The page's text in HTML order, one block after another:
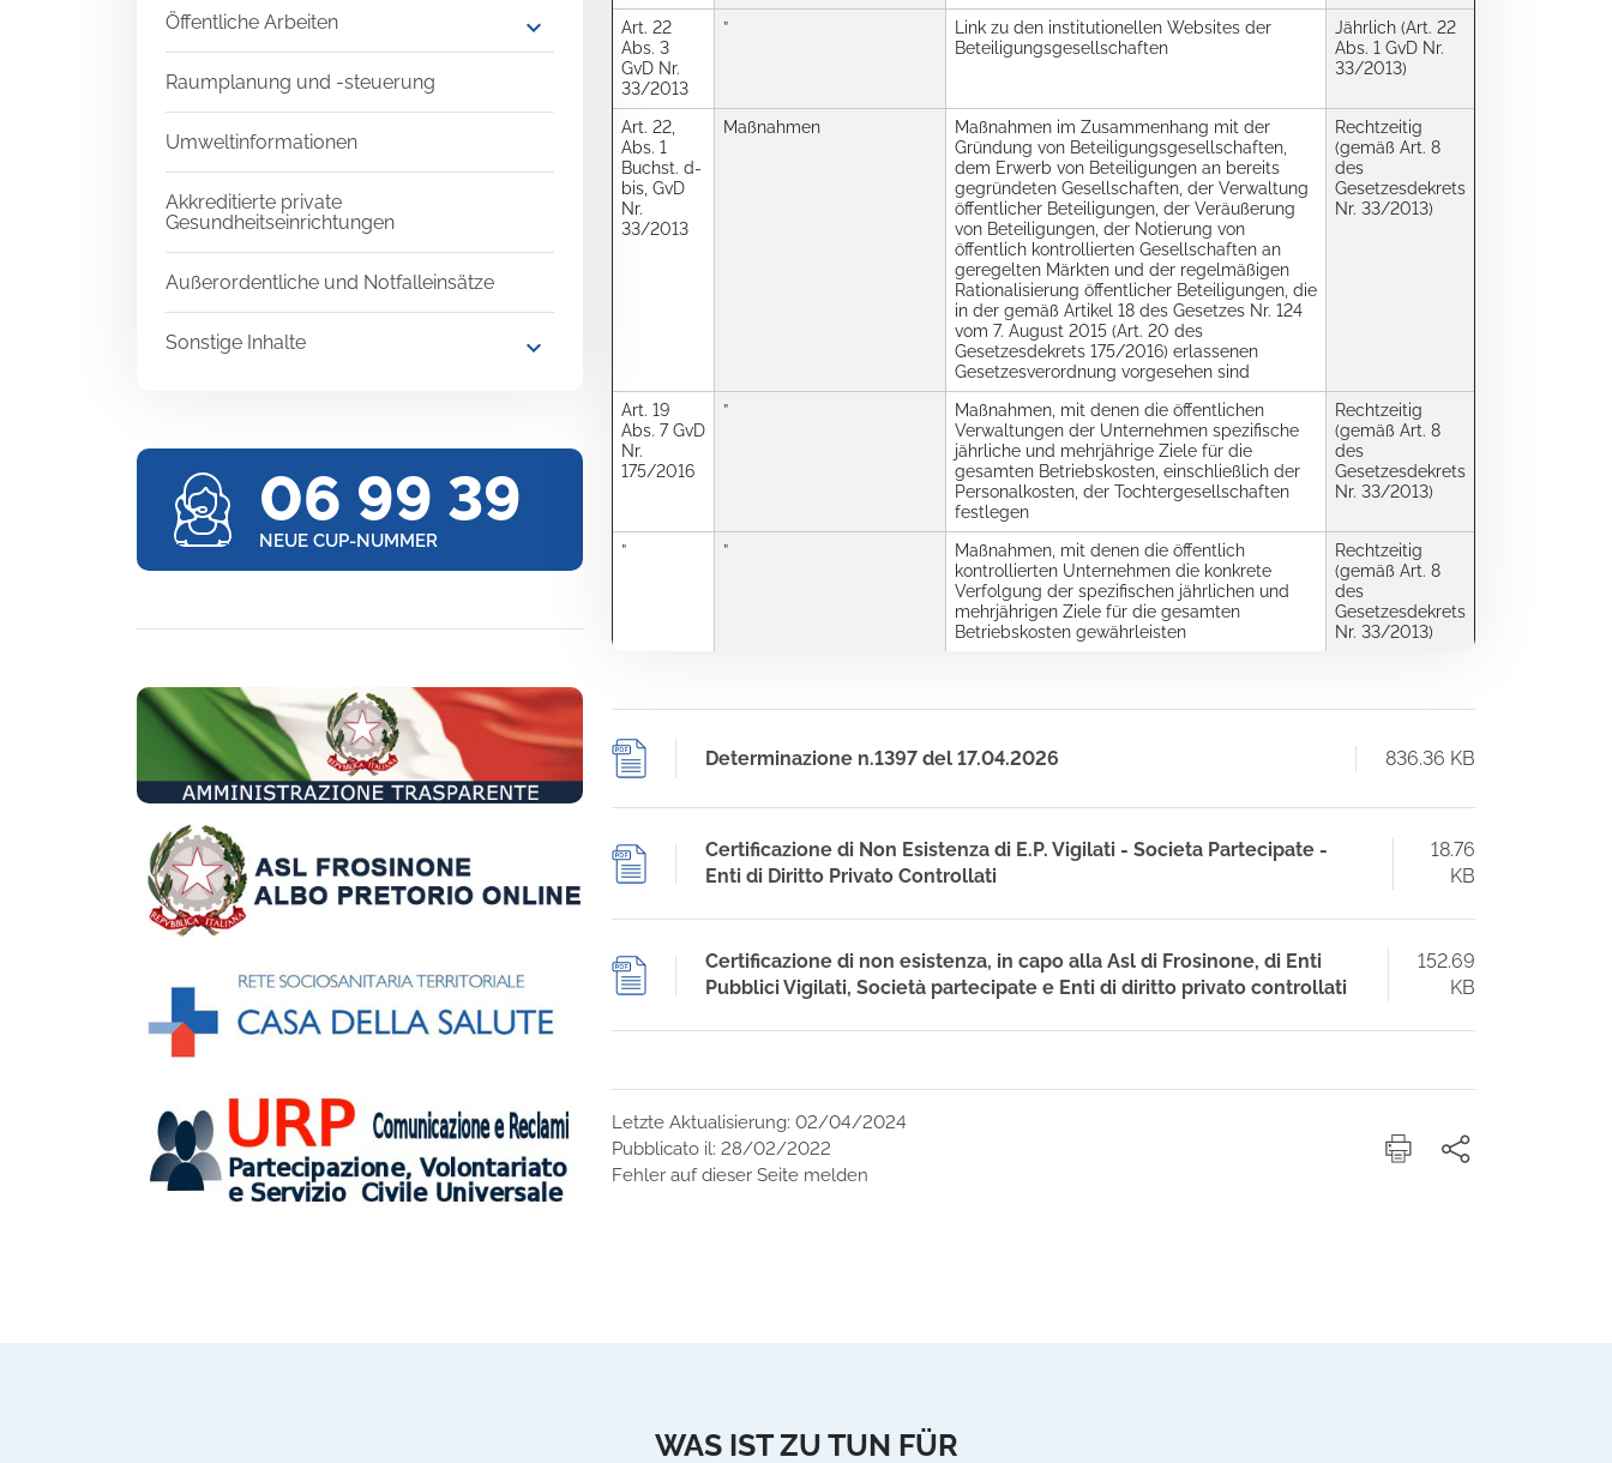
Öffentliche Arbeiten expand_more
Raumplanung und -steuerung
Umweltinformationen
Akkreditierte private
Gesundheitseinrichtungen
Außerordentliche und Notfalleinsätze
Sonstige Inhalte expand_more
Art. 22
Abs. 3
GvD Nr.
33/2013
”
Link zu den institutionellen Websites der
Beteiligungsgesellschaften
Jährlich (Art. 22
Abs. 1 GvD Nr.
33/2013)
Art. 22,
Abs. 1
Buchst. d-
bis, GvD
Nr.
33/2013
Maßnahmen
Maßnahmen im Zusammenhang mit der
Gründung von Beteiligungsgesellschaften,
dem Erwerb von Beteiligungen an bereits
gegründeten Gesellschaften, der Verwaltung
öffentlicher Beteiligungen, der Veräußerung
von Beteiligungen, der Notierung von
öffentlich kontrollierten Gesellschaften an
geregelten Märkten und der regelmäßigen
Rationalisierung öffentlicher Beteiligungen, die
in der gemäß Artikel 18 des Gesetzes Nr. 124
vom 7. August 2015 (Art. 20 des
Gesetzesdekrets 175/2016) erlassenen
Gesetzesverordnung vorgesehen sind
Rechtzeitig
(gemäß Art. 8
des
Gesetzesdekrets
Nr. 33/2013)
Art. 19
Abs. 7 GvD
Nr.
175/2016
”
Maßnahmen, mit denen die öffentlichen
Verwaltungen der Unternehmen spezifische
jährliche und mehrjährige Ziele für die
gesamten Betriebskosten, einschließlich der
Personalkosten, der Tochtergesellschaften
festlegen
Rechtzeitig
(gemäß Art. 8
des
Gesetzesdekrets
Nr. 33/2013)
” ”
Maßnahmen, mit denen die öffentlich
kontrollierten Unternehmen die konkrete
Verfolgung der spezifischen jährlichen und
mehrjährigen Ziele für die gesamten
Betriebskosten gewährleisten
Rechtzeitig
(gemäß Art. 8
des
Gesetzesdekrets
Nr. 33/2013)
Determinazione n.1397 del 17.04.2026 836.36 KB
Certificazione di Non Esistenza di E.P. Vigilati - Societa Partecipate -
Enti di Diritto Privato Controllati
18.76
KB
Certificazione di non esistenza, in capo alla Asl di Frosinone, di Enti
Pubblici Vigilati, Società partecipate e Enti di diritto privato controllati
152.69
KB
Letzte Aktualisierung: 02/04/2024
Pubblicato il: 28/02/2022
Fehler auf dieser Seite melden
WAS IST ZU TUN FÜR
06 99 39
NEUE CUP-NUMMER